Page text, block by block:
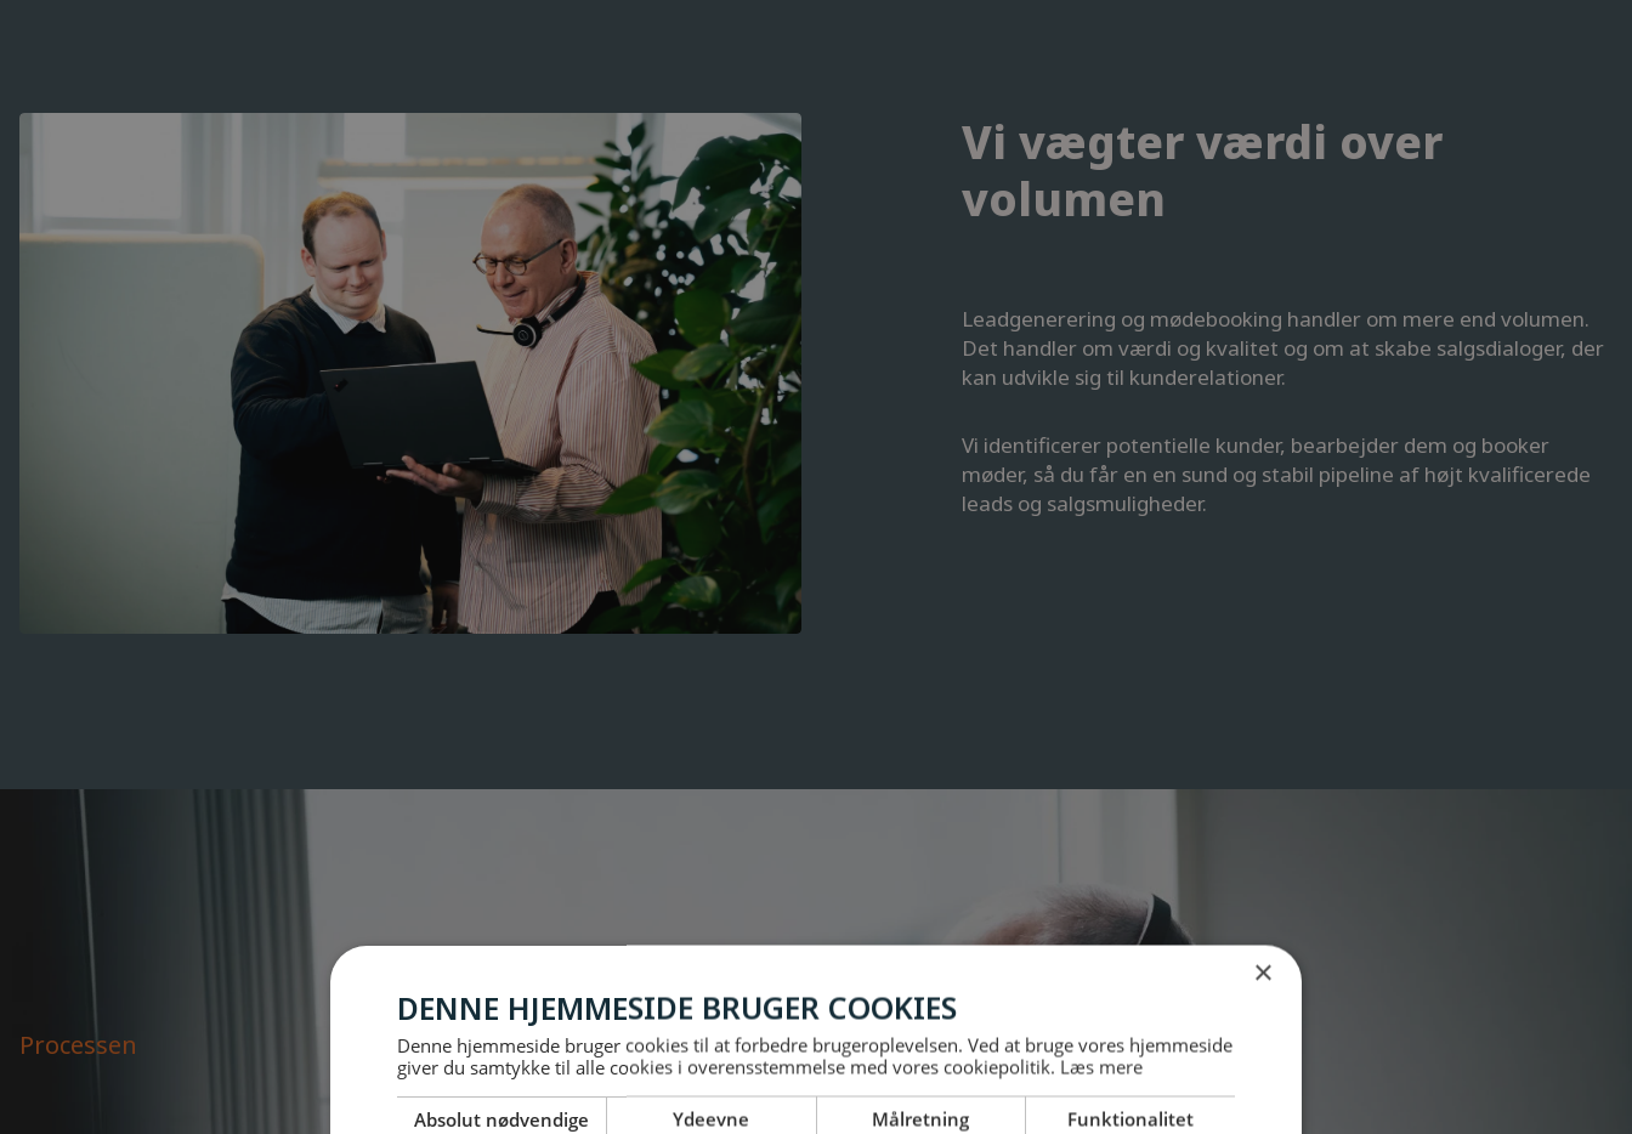
Vi vægter værdi over
volumen
Leadgenerering og mødebooking handler om mere end volumen.
Det handler om værdi og kvalitet og om at skabe salgsdialoger, der
kan udvikle sig til kunderelationer.
Vi identificerer potentielle kunder, bearbejder dem og booker
møder, så du får en en sund og stabil pipeline af højt kvalificerede
leads og salgsmuligheder.
Processen
×
DENNE HJEMMESIDE BRUGER COOKIES
Denne hjemmeside bruger cookies til at forbedre brugeroplevelsen. Ved at bruge vores hjemmeside
giver du samtykke til alle cookies i overensstemmelse med vores cookiepolitik. Læs mere
Absolut nødvendige Ydeevne Målretning Funktionalitet